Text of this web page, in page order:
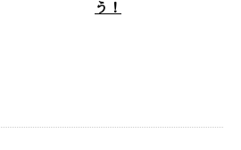
う！